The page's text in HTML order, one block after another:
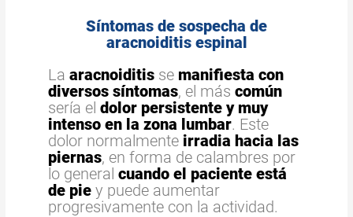
Síntomas de sospecha de
aracnoiditis espinal
Laaracnoiditis se manifiesta con
diversos síntomas, el máscomún
sería eldolor persistente y muy
intenso en la zona lumbar. Este
dolor normalmente irradia hacia las
piernas, en forma de calambres por
lo generalcuando el paciente está
de pie y puede aumentar
progresivamente con la actividad.